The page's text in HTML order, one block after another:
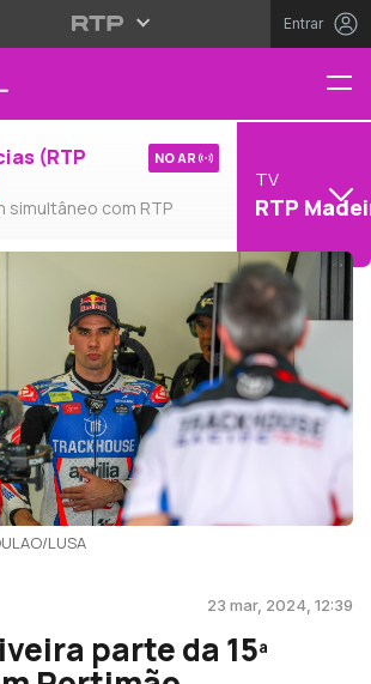
Entrar
(RTP
simultâneo com RTP
NO AR
TV
RTP
LUSA
23 mar, 2024, 12:39
parte da 15ª